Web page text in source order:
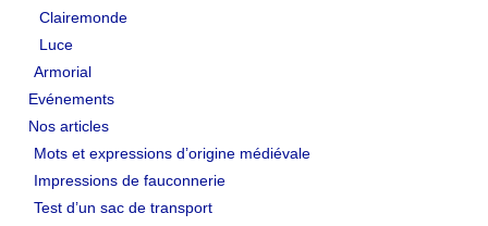
Le pont de Monnow
TUTORIELS
Braies non cousues
Coiffe pour dames
Fabrication de pinceaux
Clairemonde
Luce
Armorial
Evénements
Nos articles
Mots et expressions d’origine médiévale
Impressions de fauconnerie
Test d’un sac de transport